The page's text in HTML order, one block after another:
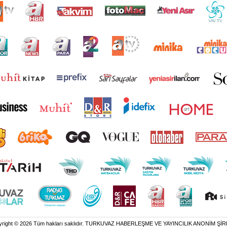
© 2026 Tüm hakları saklıdır. TURKUVAZ HABERLEŞME VE YAYINCILIK ANONİM